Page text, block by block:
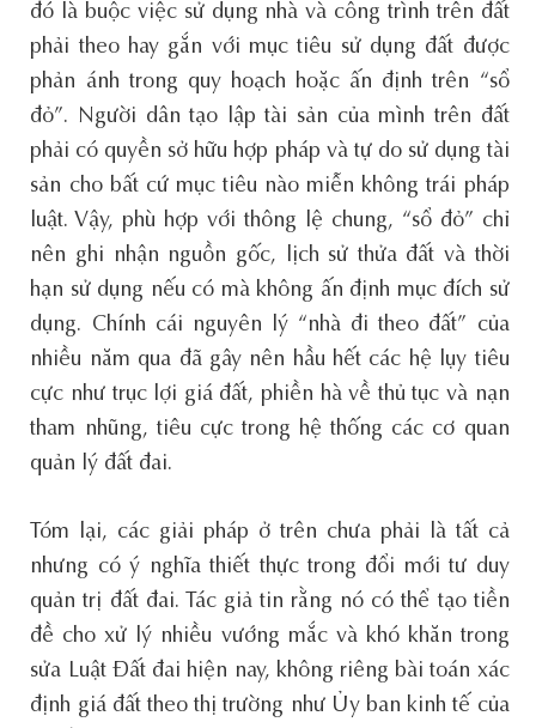
đó là buộc việc sử dụng nhà và công trình trên đất
phải theo hay gắn với mục tiêu sử dụng đất được
phản ánh trong quy hoạch hoặc ấn định trên “sổ
đỏ”. Người dân tạo lập tài sản của mình trên đất
phải có quyền sở hữu hợp pháp và tự do sử dụng tài
sản cho bất cứ mục tiêu nào miễn không trái pháp
luật. Vậy, phù hợp với thông lệ chung, “sổ đỏ” chỉ
nên ghi nhận nguồn gốc, lịch sử thửa đất và thời
hạn sử dụng nếu có mà không ấn định mục đích sử
dụng. Chính cái nguyên lý “nhà đi theo đất” của
nhiều năm qua đã gây nên hầu hết các hệ lụy tiêu
cực như trục lợi giá đất, phiền hà về thủ tục và nạn
tham nhũng, tiêu cực trong hệ thống các cơ quan
quản lý đất đai.
Tóm lại, các giải pháp ở trên chưa phải là tất cả
nhưng có ý nghĩa thiết thực trong đổi mới tư duy
quản trị đất đai. Tác giả tin rằng nó có thể tạo tiền
đề cho xử lý nhiều vướng mắc và khó khăn trong
sửa Luật Đất đai hiện nay, không riêng bài toán xác
định giá đất theo thị trường như Ủy ban kinh tế của